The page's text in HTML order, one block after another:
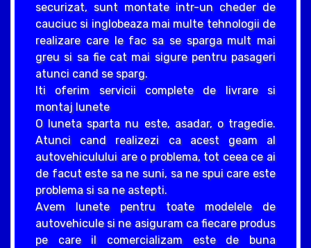
securizat, sunt montate intr-un cheder de
cauciuc si inglobeaza mai multe tehnologii de
realizare care le fac sa se sparga mult mai
greu si sa fie cat mai sigure pentru pasageri
atunci cand se sparg.
Iti oferim servicii complete de livrare si
montaj lunete
O luneta sparta nu este, asadar, o tragedie.
Atunci cand realizezi ca acest geam al
autovehiculului are o problema, tot ceea ce ai
de facut este sa ne suni, sa ne spui care este
problema si sa ne astepti.
Avem lunete pentru toate modelele de
autovehicule si ne asiguram ca fiecare produs
pe care il comercializam este de buna